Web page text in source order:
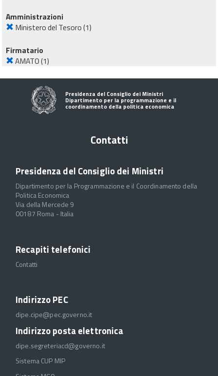
Amministrazioni
Ministero del Tesoro(1)
Firmatario
AMATO(1)
Presidenza del Consiglio dei Ministri
Dipartimento per la programmazione e il
coordinamento della politica economica
Contatti
Presidenza del Consiglio dei Ministri
Dipartimento per la Programmazione e il Coordinamento della
Politica Economica
Via della Mercede 9
00187 Roma - Italia
Recapiti telefonici
Contatti
Indirizzo PEC
dipe.cipe@pec.governo.it
Indirizzo posta elettronica
dipe.segreteriacd@governo.it
Sistema CUP MIP